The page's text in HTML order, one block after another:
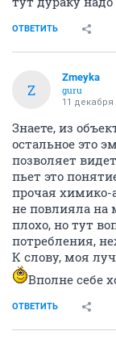
ОТВЕТИТЬ
Z
Zmeyka
guru
11 декабря
Знаете, из
остальное это
позволяет
пьет это
прочая химико-
не повлияла на
плохо, но тут
потребления,
К слову, моя
Вполне себе
ОТВЕТИТЬ